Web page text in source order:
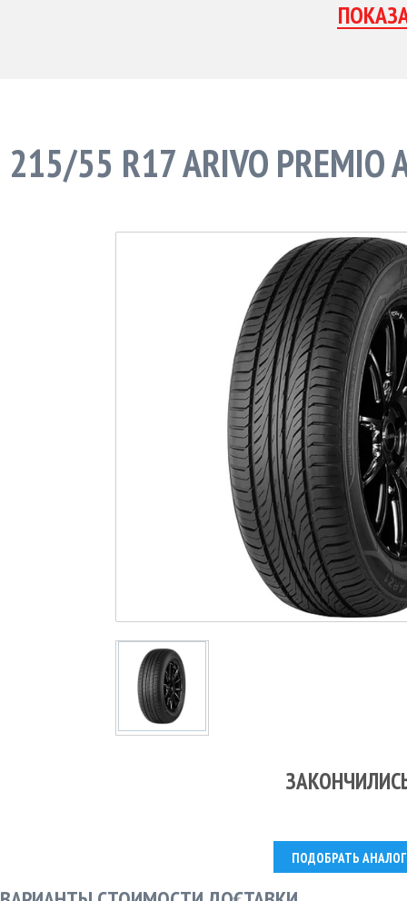
215/55 R17 ARIVO PREMIO
ПОДОБРАТЬ АНАЛОГ